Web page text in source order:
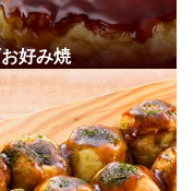
好み焼